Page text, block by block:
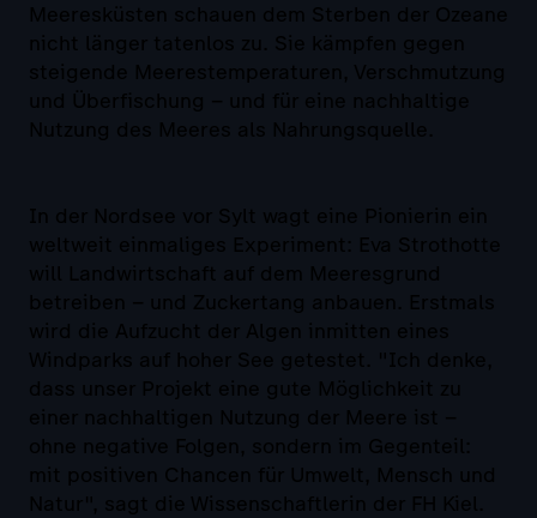
Meeresküsten schauen dem Sterben der Ozeane
nicht länger tatenlos zu. Sie kämpfen gegen
steigende Meerestemperaturen, Verschmutzung
und Überfischung – und für eine nachhaltige
Nutzung des Meeres als Nahrungsquelle.
In der Nordsee vor Sylt wagt eine Pionierin ein
weltweit einmaliges Experiment: Eva Strothotte
will Landwirtschaft auf dem Meeresgrund
betreiben – und Zuckertang anbauen. Erstmals
wird die Aufzucht der Algen inmitten eines
Windparks auf hoher See getestet. "Ich denke,
dass unser Projekt eine gute Möglichkeit zu
einer nachhaltigen Nutzung der Meere ist –
ohne negative Folgen, sondern im Gegenteil:
mit positiven Chancen für Umwelt, Mensch und
Natur", sagt die Wissenschaftlerin der FH Kiel.